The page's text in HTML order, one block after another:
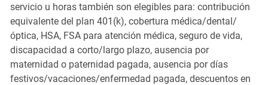
servicio u horas también son elegibles para: contribución
equivalente del plan 401(k), cobertura médica/dental/
óptica, HSA, FSA para atención médica, seguro de vida,
discapacidad a corto/largo plazo, ausencia por
maternidad o paternidad pagada, ausencia por días
festivos/vacaciones/enfermedad pagada, descuentos en